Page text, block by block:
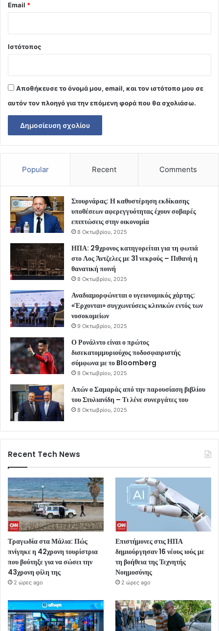
Email *
Ιστότοπος
Αποθήκευσε το όνομά μου, email, και τον ιστότοπο μου σε
αυτόν τον πλοηγό για την επόμενη φορά που θα σχολιάσω.
Popular Recent Comments
Στουρνάρας: Η καθυστέρηση εκδίκασης
υποθέσεων αφερεγγυότητας έχουν σοβαρές
επιπτώσεις στην οικονομία
8 Οκτωβρίου, 2025
ΗΠΑ: 29χρονος κατηγορείται για τη φωτιά
στο Λος Άντζελες με 31 νεκρούς – Πιθανή η
θανατική ποινή
8 Οκτωβρίου, 2025
Αναδιαμορφώνεται ο υγειονομικός χάρτης:
«Έρχονται» συγχωνεύσεις κλινικών εντός των
νοσοκομείων
9 Οκτωβρίου, 2025
Ο Ρονάλντο είναι ο πρώτος
δισεκατομμυριούχος ποδοσφαιριστής
σύμφωνα με το Bloomberg
8 Οκτωβρίου, 2025
Απών ο Σαμαράς από την παρουσίαση βιβλίου
του Στυλιανίδη – Τι λένε συνεργάτες του
8 Οκτωβρίου, 2025
Recent Tech News
Τραγωδία στα Μάλια: Πώς
πνίγηκε η 42χρονη τουρίστρια
που βούτηξε για να σώσει την
43χρονη φίλη της
2 ώρες ago
Επιστήμονες στις ΗΠΑ
δημιούργησαν 16 νέους ιούς με
τη βοήθεια της Τεχνητής
Νοημοσύνης
2 ώρες ago